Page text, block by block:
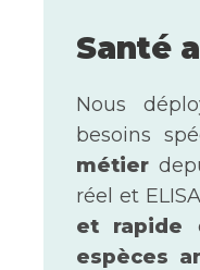
Santé
Nous
besoins
métier
réel et
et rapide
espèces